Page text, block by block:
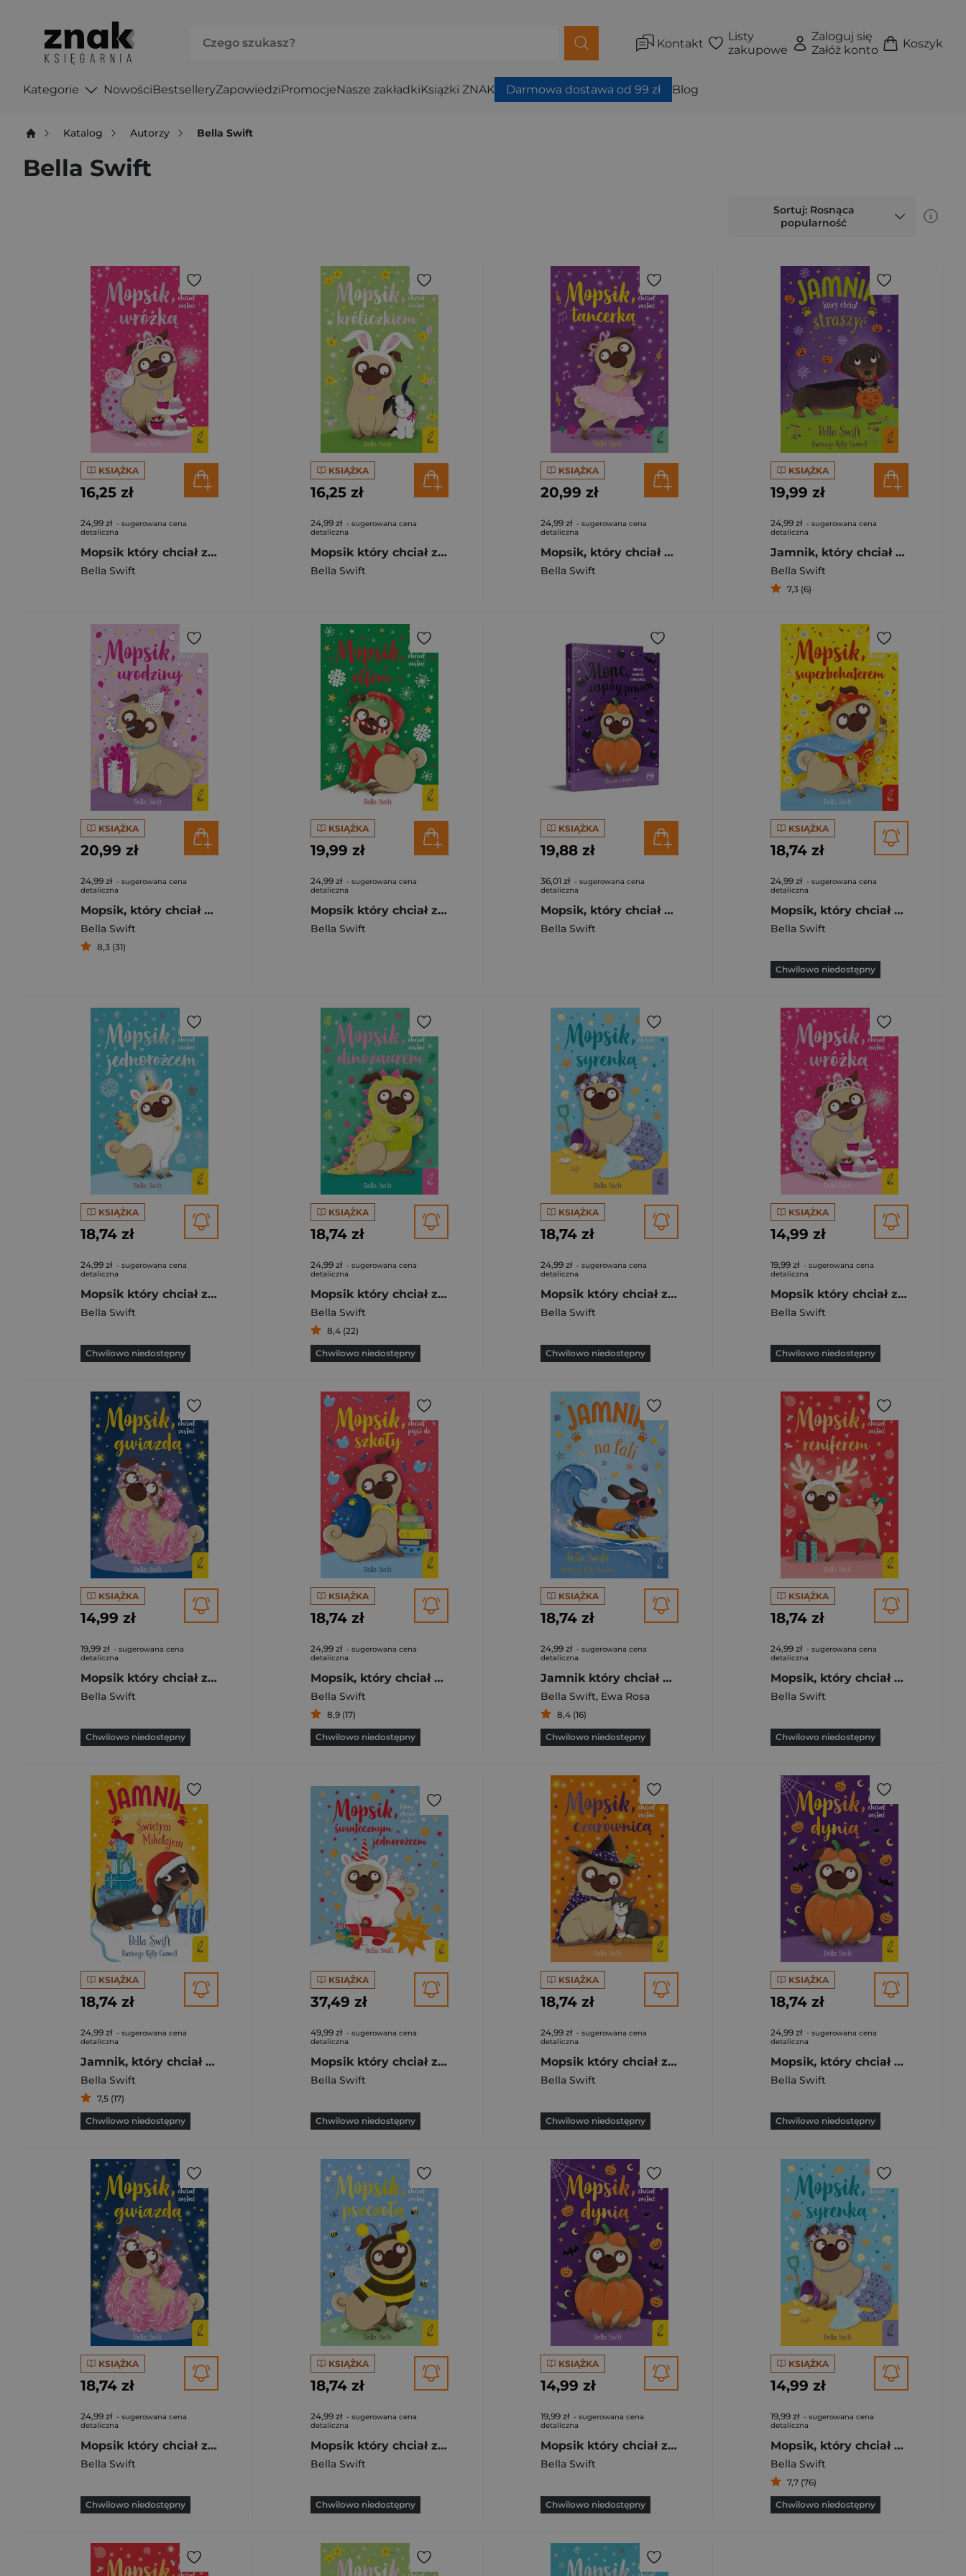
Kontakt
Listy
zakupowe
Zaloguj się
Załóż konto
Koszyk
Kategorie NowościBestselleryZapowiedziPromocjeNasze zakładkiKsiążki ZNAK Darmowa dostawa od 99 zł Blog
Katalog Autorzy Bella Swift
Bella Swift
Sortuj: Rosnąca
popularność
KSIĄŻKA
16,25 zł
24,99 zł - sugerowana cena
detaliczna
Mopsik który chciał zostać wróżką Tom 7
Bella Swift
KSIĄŻKA
16,25 zł
24,99 zł - sugerowana cena
detaliczna
Mopsik który chciał zostać króliczkiem Tom 2
Bella Swift
KSIĄŻKA
20,99 zł
24,99 zł - sugerowana cena
detaliczna
Mopsik, który chciał zostać tancerką. Mopsik, który chciał...
Bella Swift
KSIĄŻKA
19,99 zł
24,99 zł - sugerowana cena
detaliczna
Jamnik, który chciał straszyć
Bella Swift
7,3 (6)
KSIĄŻKA
20,99 zł
24,99 zł - sugerowana cena
detaliczna
Mopsik, który chciał mieć urodziny
Bella Swift
8,3 (31)
KSIĄŻKA
19,99 zł
24,99 zł - sugerowana cena
detaliczna
Mopsik który chciał zostać elfem Tom 8
Bella Swift
KSIĄŻKA
19,88 zł
36,01 zł - sugerowana cena
detaliczna
Mopsik, który chciał zostać dynią w.ukraińska
Bella Swift
KSIĄŻKA
18,74 zł
24,99 zł - sugerowana cena
detaliczna
Mopsik, który chciał zostać superbohaterem
Bella Swift
Chwilowo niedostępny
KSIĄŻKA
18,74 zł
24,99 zł - sugerowana cena
detaliczna
Mopsik który chciał zostać jednorożcem Tom 1
Bella Swift
Chwilowo niedostępny
KSIĄŻKA
18,74 zł
24,99 zł - sugerowana cena
detaliczna
Mopsik który chciał zostać dinozaurem
Bella Swift
8,4 (22)
Chwilowo niedostępny
KSIĄŻKA
18,74 zł
24,99 zł - sugerowana cena
detaliczna
Mopsik który chciał zostać syrenką Tom 4
Bella Swift
Chwilowo niedostępny
KSIĄŻKA
14,99 zł
19,99 zł - sugerowana cena
detaliczna
Mopsik który chciał zostać wróżką Tom 7
Bella Swift
Chwilowo niedostępny
KSIĄŻKA
14,99 zł
19,99 zł - sugerowana cena
detaliczna
Mopsik który chciał zostać gwiazdą Tom 6
Bella Swift
Chwilowo niedostępny
KSIĄŻKA
18,74 zł
24,99 zł - sugerowana cena
detaliczna
Mopsik, który chciał pójść do szkoły
Bella Swift
8,9 (17)
Chwilowo niedostępny
KSIĄŻKA
18,74 zł
24,99 zł - sugerowana cena
detaliczna
Jamnik który chciał być na fali
Bella Swift, Ewa Rosa
8,4 (16)
Chwilowo niedostępny
KSIĄŻKA
18,74 zł
24,99 zł - sugerowana cena
detaliczna
Mopsik, który chciał zostać reniferem wyd. 2024
Bella Swift
Chwilowo niedostępny
KSIĄŻKA
18,74 zł
24,99 zł - sugerowana cena
detaliczna
Jamnik, który chciał zostać Świętym Mikołajem
Bella Swift
7,5 (17)
Chwilowo niedostępny
KSIĄŻKA
37,49 zł
49,99 zł - sugerowana cena
detaliczna
Mopsik który chciał zostać świątecznym jednorożcem
Bella Swift
Chwilowo niedostępny
KSIĄŻKA
18,74 zł
24,99 zł - sugerowana cena
detaliczna
Mopsik który chciał zostać czarownicą Tom 10
Bella Swift
Chwilowo niedostępny
KSIĄŻKA
18,74 zł
24,99 zł - sugerowana cena
detaliczna
Mopsik, który chciał zostać dynią wyd. 2023
Bella Swift
Chwilowo niedostępny
KSIĄŻKA
18,74 zł
24,99 zł - sugerowana cena
detaliczna
Mopsik który chciał zostać gwiazdą Tom 6
Bella Swift
Chwilowo niedostępny
KSIĄŻKA
18,74 zł
24,99 zł - sugerowana cena
detaliczna
Mopsik który chciał zostać pszczołą Tom 9
Bella Swift
Chwilowo niedostępny
KSIĄŻKA
14,99 zł
19,99 zł - sugerowana cena
detaliczna
Mopsik który chciał zostać dynią Tom 5
Bella Swift
Chwilowo niedostępny
KSIĄŻKA
14,99 zł
19,99 zł - sugerowana cena
detaliczna
Mopsik, który chciał zostać syrenką
Bella Swift
7,7 (76)
Chwilowo niedostępny